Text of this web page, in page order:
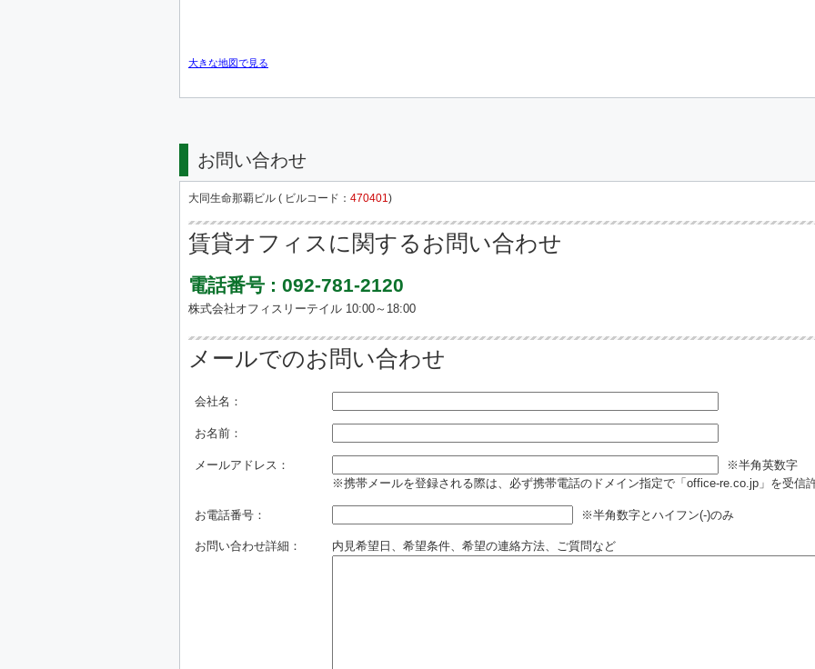
大きな地図で見る
お問い合わせ
大同生命那覇ビル ( ビルコード： 470401)
賃貸オフィスに関するお問い合わせ
電話番号 : 092-781-2120
株式会社オフィスリーテイル 10:00～18:00
メールでのお問い合わせ
会社名：
お名前：
メールアドレス：
※半角英数字
※携帯メールを登録される際は、必ず携帯電話のドメイン指定で「office-re.co.jp」を受信
お電話番号： ※半角数字とハイフン(-)のみ
お問い合わせ詳細： 内見希望日、希望条件、希望の連絡方法、ご質問など